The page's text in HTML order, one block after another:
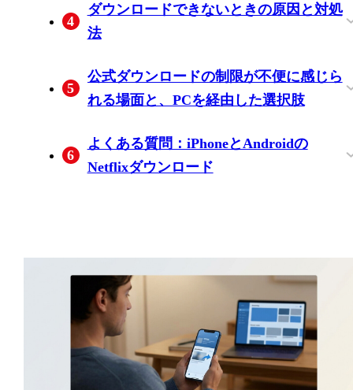
4
ダウンロードできないときの原因と対処
法
せない場合の確認事項
で再生できない場合
DRMの仕組み）
5
公式ダウンロードの制限が不便に感じら
れる場面と、PCを経由した選択肢
後の状況
の条件と注意点
6
よくある質問：iPhoneとAndroidの
Netflixダウンロード